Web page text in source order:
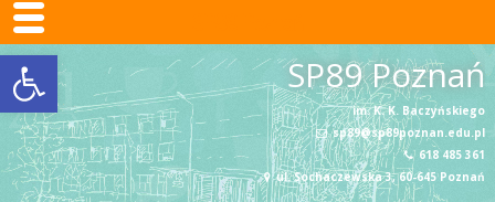
Otwórz pasek narzędzi
Skip
content
SP89 Poznań
im. K. K. Baczyńskiego
sp89@sp89poznan.edu.pl
618 485 361
ul. Sochaczewska 3, 60-645 Poznań